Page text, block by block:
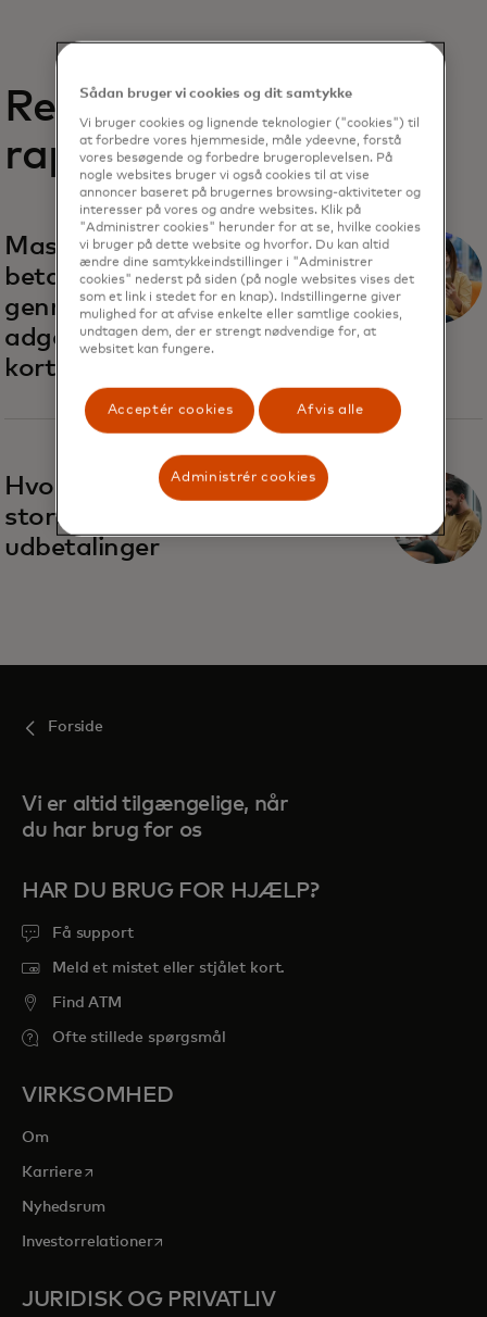
Relaterede
rapporter
Mastercard genopfinder
betaling ved kassen
gennem betalinger uden
adgangskode og
kortnummer
Hvorfor butikker satser
stort på hurtigere
udbetalinger
Forside
Vi er altid tilgængelige, når
du har brug for os
HAR DU BRUG FOR HJÆLP?
Få support
Meld et mistet eller stjålet kort.
Find ATM
Ofte stillede spørgsmål
VIRKSOMHED
Om
Karriereopens in a new tab
Nyhedsrum
Investorrelationeropens in a new tab
JURIDISK OG PRIVATLIV
Sådan bruger vi cookies og dit samtykke
Vi bruger cookies og lignende teknologier ("cookies") til
at forbedre vores hjemmeside, måle ydeevne, forstå
vores besøgende og forbedre brugeroplevelsen. På
nogle websites bruger vi også cookies til at vise
annoncer baseret på brugernes browsing-aktiviteter og
interesser på vores og andre websites. Klik på
"Administrer cookies" herunder for at se, hvilke cookies
vi bruger på dette website og hvorfor. Du kan altid
ændre dine samtykkeindstillinger i "Administrer
cookies" nederst på siden (på nogle websites vises det
som et link i stedet for en knap). Indstillingerne giver
mulighed for at afvise enkelte eller samtlige cookies,
undtagen dem, der er strengt nødvendige for, at
websitet kan fungere.
Acceptér cookies Afvis alle
Administrér cookies